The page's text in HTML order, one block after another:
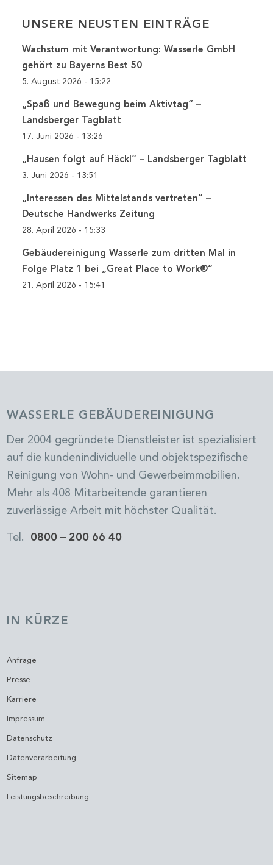
UNSERE NEUSTEN EINTRÄGE
Wachstum mit Verantwortung: Wasserle GmbH
gehört zu Bayerns Best 50
5. August 2026 - 15:22
„Spaß und Bewegung beim Aktivtag“ –
Landsberger Tagblatt
17. Juni 2026 - 13:26
„Hausen folgt auf Häckl“ – Landsberger Tagblatt
3. Juni 2026 - 13:51
„Interessen des Mittelstands vertreten“ –
Deutsche Handwerks Zeitung
28. April 2026 - 15:33
Gebäudereinigung Wasserle zum dritten Mal in
Folge Platz 1 bei „Great Place to Work®“
21. April 2026 - 15:41
WASSERLE GEBÄUDEREINIGUNG
Der 2004 gegründete Dienstleister ist spezialisiert
auf die kundenindividuelle und objektspezifische
Reinigung von Wohn- und Gewerbeimmobilien.
Mehr als 408 Mitarbeitende garantieren
zuverlässige Arbeit mit höchster Qualität.
Tel. 0800 – 200 66 40
IN KÜRZE
Anfrage
Presse
Karriere
Impressum
Datenschutz
Datenverarbeitung
Sitemap
Leistungsbeschreibung